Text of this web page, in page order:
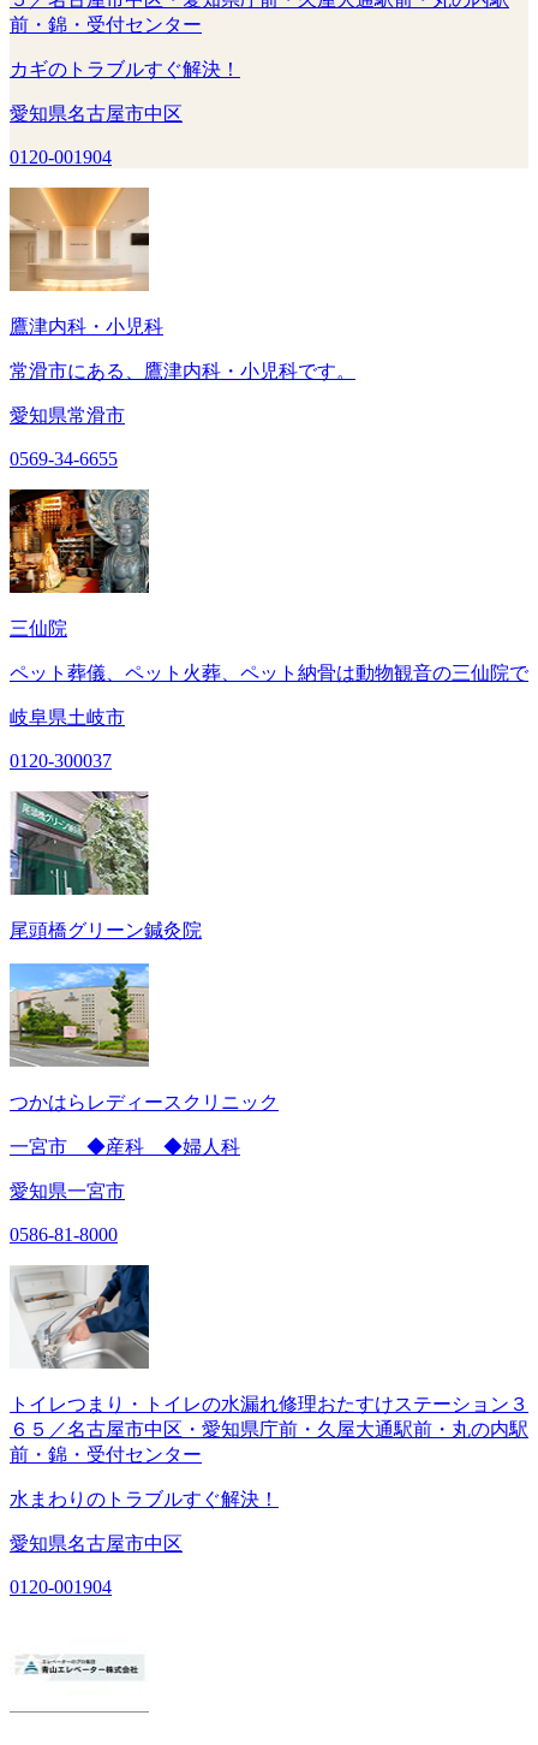
前・錦・受付センター
カギのトラブルすぐ解決！
愛知県名古屋市中区
0120-001904
鷹津内科・小児科
常滑市にある、鷹津内科・小児科です。
愛知県常滑市
0569-34-6655
三仙院
ペット葬儀、ペット火葬、ペット納骨は動物観音の三仙院で
岐阜県土岐市
0120-300037
尾頭橋グリーン鍼灸院
つかはらレディースクリニック
一宮市 ◆産科 ◆婦人科
愛知県一宮市
0586-81-8000
トイレつまり・トイレの水漏れ修理おたすけステーション３
６５／名古屋市中区・愛知県庁前・久屋大通駅前・丸の内駅
前・錦・受付センター
水まわりのトラブルすぐ解決！
愛知県名古屋市中区
0120-001904